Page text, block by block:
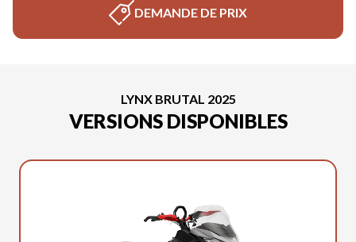
DEMANDE DE PRIX
LYNX BRUTAL 2025
VERSIONS DISPONIBLES